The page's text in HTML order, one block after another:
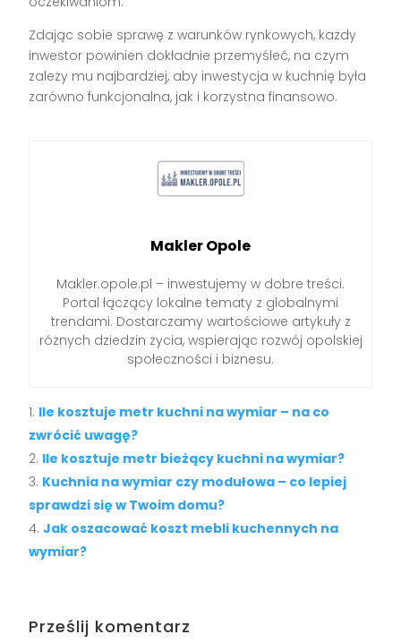
Zdając sobie sprawę z warunków rynkowych, każdy
inwestor powinien dokładnie przemyśleć, na czym
zależy mu najbardziej, aby inwestycja w kuchnię była
zarówno funkcjonalna, jak i korzystna finansowo.
Makler Opole
Makler.opole.pl – inwestujemy w dobre treści.
Portal łączący lokalne tematy z globalnymi
trendami. Dostarczamy wartościowe artykuły z
różnych dziedzin życia, wspierając rozwój opolskiej
społeczności i biznesu.
Ile kosztuje metr kuchni na wymiar – na co
zwrócić uwagę?
Ile kosztuje metr bieżący kuchni na wymiar?
Kuchnia na wymiar czy modułowa – co lepiej
sprawdzi się w Twoim domu?
Jak oszacować koszt mebli kuchennych na
wymiar?
Prześlij komentarz